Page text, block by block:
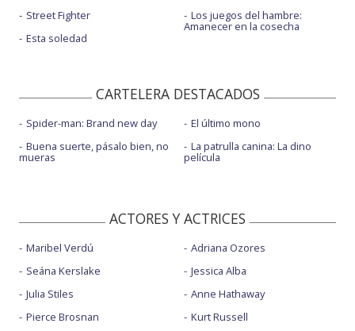
Street Fighter
Esta soledad
Los juegos del hambre:
Amanecer en la cosecha
CARTELERA DESTACADOS
Spider-man: Brand new day
Buena suerte, pásalo bien, no
mueras
El último mono
La patrulla canina: La dino
película
ACTORES Y ACTRICES
Maribel Verdú
Seána Kerslake
Julia Stiles
Pierce Brosnan
Adriana Ozores
Jessica Alba
Anne Hathaway
Kurt Russell